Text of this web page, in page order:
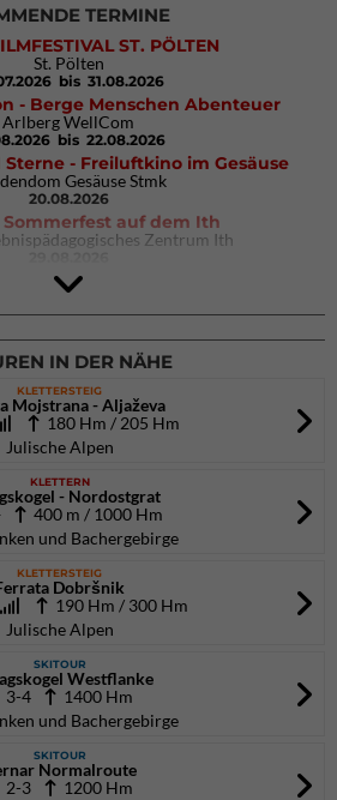
TERMINE
ST. PÖLTEN
St. Pölten
bis 31.08.2026
- Berge Menschen Abenteuer
Arlberg WellCom
bis 22.08.2026
- Freiluftkino im Gesäuse
Gesäuse Stmk
20.08.2026
Sommerfest auf dem Ith
Zentrum Ith
Rock Master Arco
Arco (IT)
bis 04.10.2026
IN DER NÄHE
KLETTERSTEIG
Mojstrana - Aljaževa
180 Hm / 205 Hm
Julische Alpen
KLETTERN
- Nordostgrat
400 m / 1000 Hm
und Bachergebirge
KLETTERSTEIG
Dobršnik
190 Hm / 300 Hm
Julische Alpen
SKITOUR
Westflanke
3-4 1400 Hm
und Bachergebirge
SKITOUR
Normalroute
2-3 1200 Hm